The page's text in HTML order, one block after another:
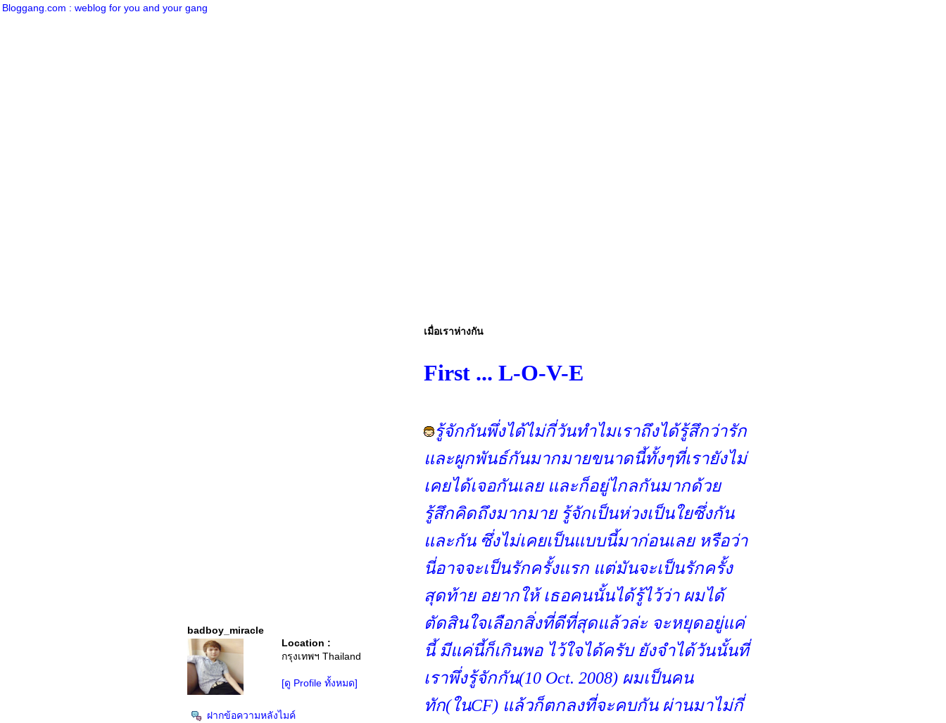
Bloggang.com : weblog for you and your gang
badboy_miracle
Location :
กรุงเทพฯ Thailand
[ดู Profile ทั้งหมด]
ฝากข้อความหลังไมค์
เมื่อเราห่างกัน
First ... L-O-V-E
รู้จักกันพึ่งได้ไม่กี่วันทำไมเราถึงได้รู้สึกว่ารัก
ละผูกพันธ์กันมากมายขนาดนี้ทั้งๆที่เรายังไม่
เคยได้เจอกันเลย และก็อยู่ไกลกันมากด้ว
รู้สึกคิดถึงมากมาย รู้จักเป็นห่วงเป็นใยซึ่งกัน
ละกัน ซึ่งไม่เคยเป็นแบบนี้มาก่อนเลย หรือว่า
นี่อาจจะเป็นรักครั้งแรก แต่มันจะเป็นรักครั้ง
สุดท้าย อยากให้ เธอคนนั้นได้รู้ไว้ว่า ผมได้
ตัดสินใจเลือกสิ่งที่ดีที่สุดแล้วล่ะ จะหยุดอยู่แค่
นี้ มีแค่นี้ก็เกินพอ ไว้ใจได้ครับ ยังจำได้วันนั้นที่
เราพึ่งรู้จักกัน(10 Oct. 2008) ผมเป็นคน
ทัก(ในCF) แล้วก็ตกลงที่จะคบกัน ผ่านมาไม่กี่